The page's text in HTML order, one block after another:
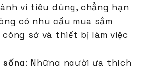
vi tiêu dùng, chẳng hạn
có nhu cầu mua sắm
sở và thiết bị làm việc
sống: Những người ưa thích